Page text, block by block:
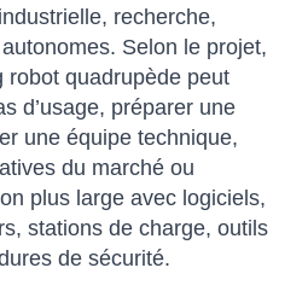
recherche,
Selon le projet,
robot quadrupède peut
d’usage, préparer une
une équipe technique,
du marché ou
plus large avec logiciels,
stations de charge, outils
de sécurité.